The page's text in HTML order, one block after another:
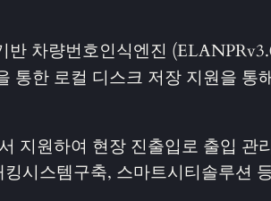
반 차량번호인식엔진
통한 로컬 디스크 저장 지원을
지원하여 현장 진출입로 출입
시스템구축, 스마트시티솔루션